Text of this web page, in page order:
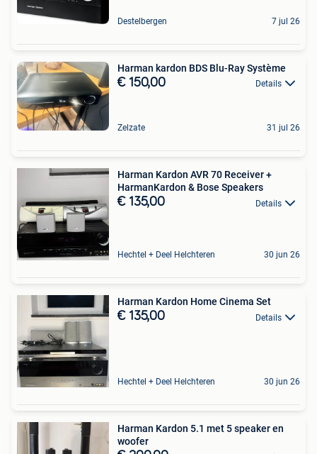
Destelbergen 7 jul 26
Harman kardon BDS Blu-Ray Système
€ 150,00 Details
Zelzate 31 jul 26
Harman Kardon AVR 70 Receiver +
HarmanKardon & Bose Speakers
€ 135,00 Details
Hechtel + Deel Helchteren 30 jun 26
Harman Kardon Home Cinema Set
€ 135,00 Details
Hechtel + Deel Helchteren 30 jun 26
Harman Kardon 5.1 met 5 speaker en
woofer